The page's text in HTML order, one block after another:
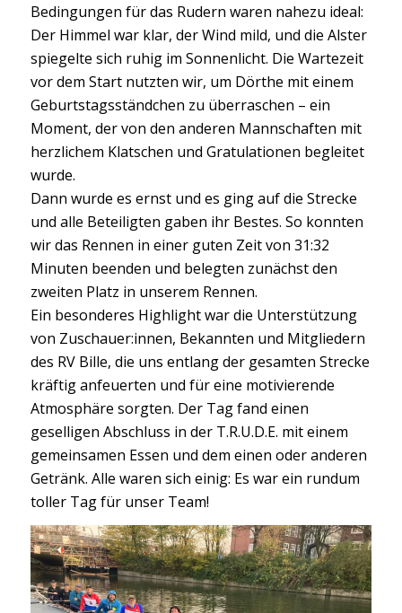
Bedingungen für das Rudern waren nahezu ideal:
Der Himmel war klar, der Wind mild, und die Alster
spiegelte sich ruhig im Sonnenlicht. Die Wartezeit
vor dem Start nutzten wir, um Dörthe mit einem
Geburtstagsständchen zu überraschen – ein
Moment, der von den anderen Mannschaften mit
herzlichem Klatschen und Gratulationen begleitet
wurde.
Dann wurde es ernst und es ging auf die Strecke
und alle Beteiligten gaben ihr Bestes. So konnten
wir das Rennen in einer guten Zeit von 31:32
Minuten beenden und belegten zunächst den
zweiten Platz in unserem Rennen.
Ein besonderes Highlight war die Unterstützung
von Zuschauer:innen, Bekannten und Mitgliedern
des RV Bille, die uns entlang der gesamten Strecke
kräftig anfeuerten und für eine motivierende
Atmosphäre sorgten. Der Tag fand einen
geselligen Abschluss in der T.R.U.D.E. mit einem
gemeinsamen Essen und dem einen oder anderen
Getränk. Alle waren sich einig: Es war ein rundum
toller Tag für unser Team!